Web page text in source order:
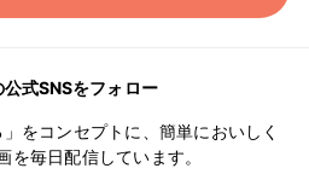
式SNSをフォロー
をコンセプトに、簡単においしく
を毎日配信しています。